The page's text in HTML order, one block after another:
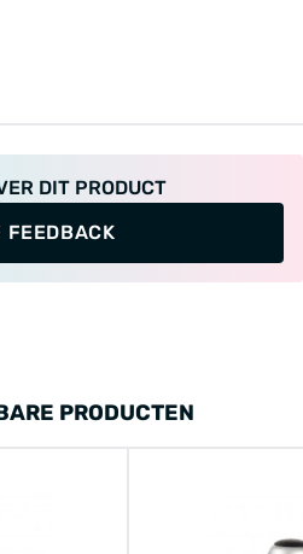
DIT PRODUCT
FEEDBACK
PRODUCTEN